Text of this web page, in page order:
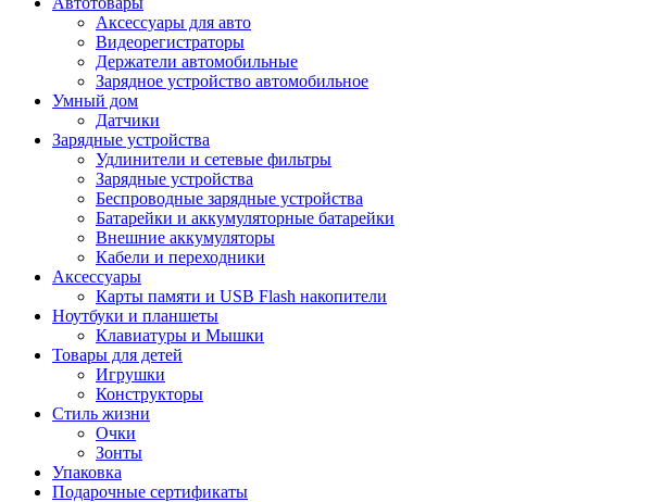
Аксессуары для авто
Видеорегистраторы
Держатели автомобильные
Зарядное устройство автомобильное
Умный дом
Датчики
Зарядные устройства
Удлинители и сетевые фильтры
Зарядные устройства
Беспроводные зарядные устройства
Батарейки и аккумуляторные батарейки
Внешние аккумуляторы
Кабели и переходники
Аксессуары
Карты памяти и USB Flash накопители
Ноутбуки и планшеты
Клавиатуры и Мышки
Товары для детей
Игрушки
Конструкторы
Стиль жизни
Очки
Зонты
Упаковка
Подарочные сертификаты